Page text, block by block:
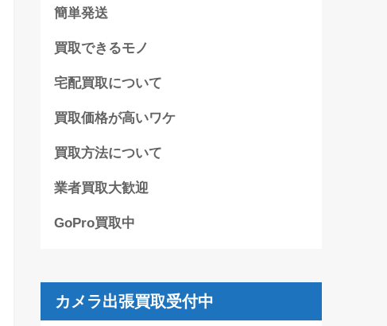
簡単発送
買取できるモノ
宅配買取について
買取価格が高いワケ
買取方法について
業者買取大歓迎
GoPro買取中
カメラ出張買取受付中